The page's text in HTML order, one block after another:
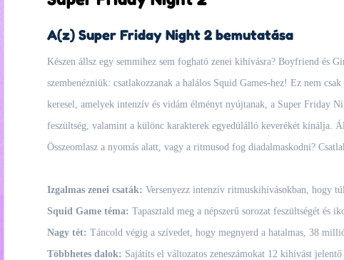
A(z) Super Friday Night 2 bemutatása
Készen állsz egy semmihez sem fogható zenei kihívásra? Boyfriend és
szembenézniük: csatlakozzanak a halálos Squid Games-hez! Ez nem
keresel, amelyek intenzív és vidám élményt nyújtanak, a Super Friday
feszültség, valamint a különc karakterek egyedülálló keverékét kínálja.
Összeomlasz a nyomás alatt, vagy a ritmusod fog diadalmaskodni?
Izgalmas zenei csaták: Versenyezz intenzív ritmuskihívásokban, hogy
Squid Game téma: Tapasztald meg a népszerű sorozat feszültségét és
Nagy tét: Táncold végig a szívedet, hogy megnyerd a hatalmas, 38
Többhetes dalok: Sajátíts el változatos zeneszámokat 12 kihívást